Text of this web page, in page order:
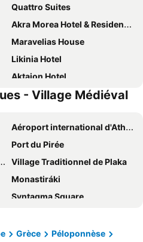
Quattro Suites
Akra Morea Hotel & Residences
Maravelias House
Likinia Hotel
Aktaion Hotel
Mpalkoni Sti Monemvasia
Hotel Palazzo
Angela's House Hotel
Xifoupolis Hotel Monemvasia
Annema Hotel and Restaurant
Ardamis
Kyniska Hotel
- Village Médiéval
Aéroport international d'Athènes Elefthérios-Venizélos
Port du Pirée
Village Traditionnel de Plaka
Monastiráki
Syntagma Square
Quartier Omonia
Grèce
Péloponnèse